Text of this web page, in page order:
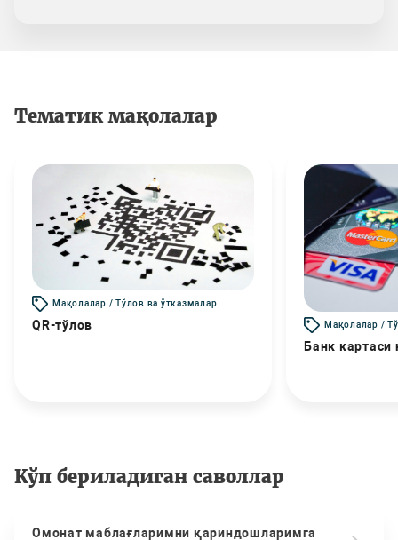
Тематик мақолалар
Мақолалар / Тўлов ва ўтказмалар
QR-тўлов Мақолалар /
Банк картаси
Кўп бериладиган саволлар
Омонат маблағларимни қариндошларимга